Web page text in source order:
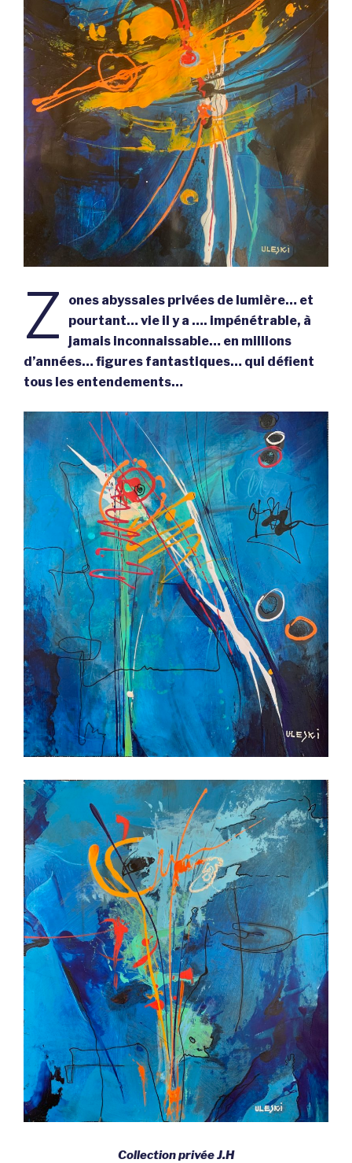
Z
ones abyssales privées de lumière… et
pourtant… vie il y a …. impénétrable, à
jamais inconnaissable… en millions
d’années… figures fantastiques… qui défient
tous les entendements…
Collection privée J.H